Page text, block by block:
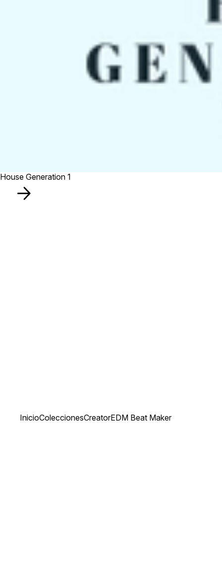
House Generation 1
InicioColeccionesCreatorEDM Beat Maker